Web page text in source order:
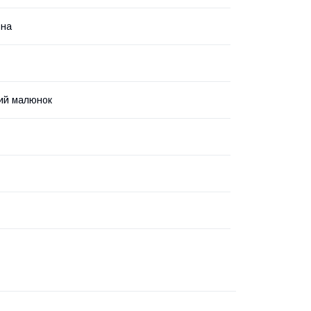
малюнок